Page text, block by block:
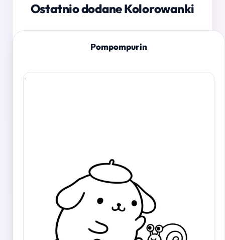
Ostatnio dodane Kolorowanki
Pompompurin